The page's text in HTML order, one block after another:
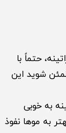
حتماً با
شوید این
به خوبی
به موها نفوذ